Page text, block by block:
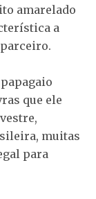
amarelado
a
que ele
muitas
para